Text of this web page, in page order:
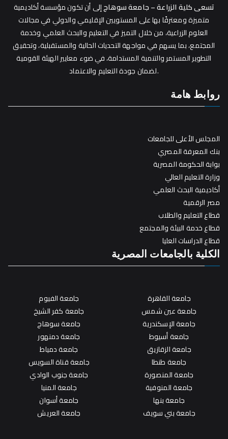
تسعى كلية الزراعة – جامعة سوهاجإلى أن تكون مؤسسة أكاديمية
متميزة ومعترفًا بها على المستويين الإقليمي والدولي في مجالات
العلوم الزراعية، من خلال التميز في التعليم والبحث العلمي وخدمة
المجتمع، بما يسهم في مواجهة التحديات الحالية والمستقبلية، وتحقيق
التطوير المستمر والتنمية المستدامة، في ضوء معايير الهيئة القومية
لضمان جودة التعليم والاعتماد.
روابط هامة
المجلس الأعلى للجامعات
بنك المعرفة المصري
بوابة الحكومة المصرية
وزارة التعليم العالي
أكاديمية البحث العلمي
مصر الرقمية
قطاع التعليم والطلاب
قطاع خدمة البيئة والمجتمع
قطاع الدراسات العليا
الكلية بالجامعات المصرية
جامعة القاهرة
جامعة عين شمس
جامعة الإسكندرية
جامعة أسيوط
جامعة الزقازيق
جامعة طنطا
جامعة المنصورة
جامعة المنوفية
جامعة بنها
جامعة بني سويف
جامعة الفيوم
جامعة كفر الشيخ
جامعة سوهاج
جامعة دمنهور
جامعة دمياط
جامعة قناة السويس
جامعة جنوب الوادي
جامعة المنيا
جامعة أسوان
جامعة العريش